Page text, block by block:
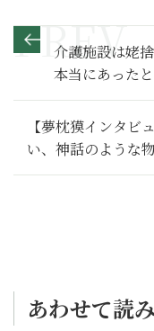
介護施設は姥
本当にあった
【夢枕獏インタビ
い、神話のような
あわせて読